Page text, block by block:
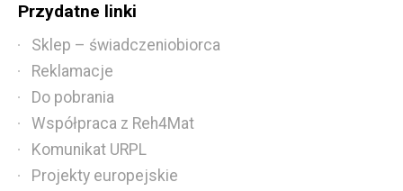
Przydatne linki
Sklep – świadczeniobiorca
Reklamacje
Do pobrania
Współpraca z Reh4Mat
Komunikat URPL
Projekty europejskie